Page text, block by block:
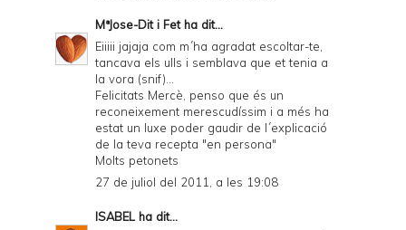
MªJose-Dit i Fetha dit...
Eiiiii jajaja com m´ha agradat escoltar-te,
tancava els ulls i semblava que et tenia a
la vora (snif)...
Felicitats Mercè, penso que és un
reconeixement merescudíssim i a més ha
estat un luxe poder gaudir de l´explicació
de la teva recepta "en persona"
Molts petonets
27 de juliol del 2011, a les 19:08
ISABEL ha dit...